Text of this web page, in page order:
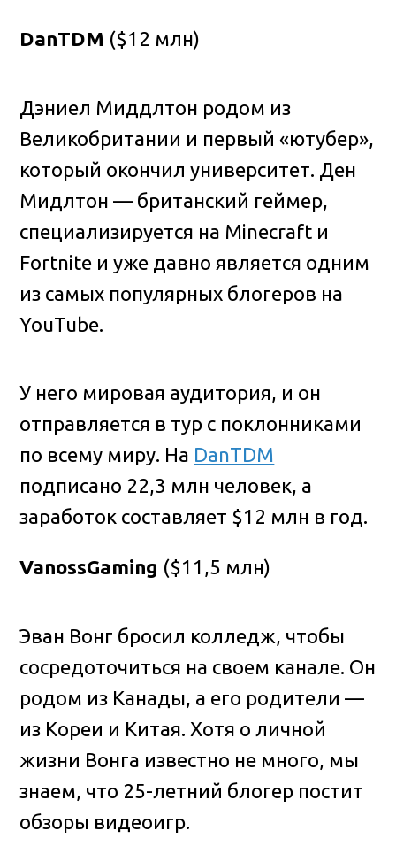
DanTDM ($12 млн)
Дэниел Миддлтон родом из
Великобритании и первый «ютубер»,
который окончил университет. Ден
Мидлтон — британский геймер,
специализируется на Minecraft и
Fortnite и уже давно является одним
из самых популярных блогеров на
YouTube.
У него мировая аудитория, и он
отправляется в тур с поклонниками
по всему миру. На DanTDM
подписано 22,3 млн человек, а
заработок составляет $12 млн в год.
VanossGaming ($11,5 млн)
Эван Вонг бросил колледж, чтобы
сосредоточиться на своем канале. Он
родом из Канады, а его родители —
из Кореи и Китая. Хотя о личной
жизни Вонга известно не много, мы
знаем, что 25-летний блогер постит
обзоры видеоигр.